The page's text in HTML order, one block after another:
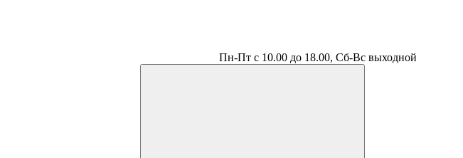
Пн-Пт с 10.00 до 18.00, Сб-Вс выходной